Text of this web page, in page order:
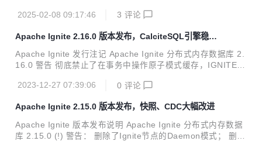
代码已经完全重写，基于最新技术，从头开始设计，以应对现
che Calcite的SQL引擎； 兼容OpenAPI的REST API； 基于H
OCON的动态配置； 改进的集群管理和控制工具； 改进的事
务协议； 基于Raft的共识算法架构； 简化的表和模式管理。
2025-02-08 09:17:46 3 评论
Apache Ignite 2.16.0 版本发布，CalciteSQL引擎稳定
化，JDK21支持
Apache Ignite 发行注记 Apache Ignite 分布式内存数据库 2.
16.0 警告 彻底禁止了在事务中操作原子模式缓存，IGNITE_
了CacheAtomicityMode#TRANSACTIONAL_SNAPSHOT缓
ED_CACHE_GROUPS系统属性可以配置临时运行这个模
式； ignite-ml和ignite-cassandra模块迁移至Ignite扩展库。
Ignite 新增了ARM64 Docker 容器镜像； 新增了CLIE...
2023-12-27 07:39:06 0 评论
Apache Ignite 2.15.0 版本发布，快照、CDC大幅改进
Apache Ignite 版本发布说明 Apache Ignite 分布式内存数据
库 2.15.0 (!) 警告： 删除了Ignite节点的Daemon模式； 删除